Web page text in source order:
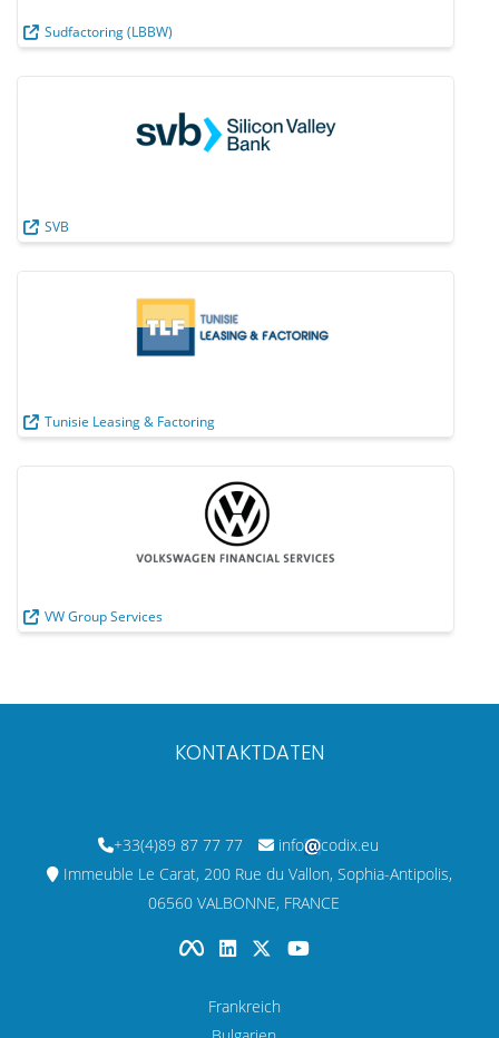
Sudfactoring (LBBW)
SVB
Tunisie Leasing & Factoring
VW Group Services
KONTAKTDATEN
+33(4)89 87 77 77 info
codix.eu
Immeuble Le Carat, 200 Rue du Vallon, Sophia-Antipolis,
06560 VALBONNE, FRANCE
Frankreich